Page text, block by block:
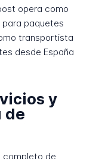
opera como
paquetes
transportista
desde España
y
de
completo de